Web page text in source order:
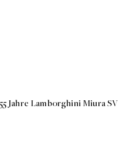
Jahre Lamborghini Miura SV